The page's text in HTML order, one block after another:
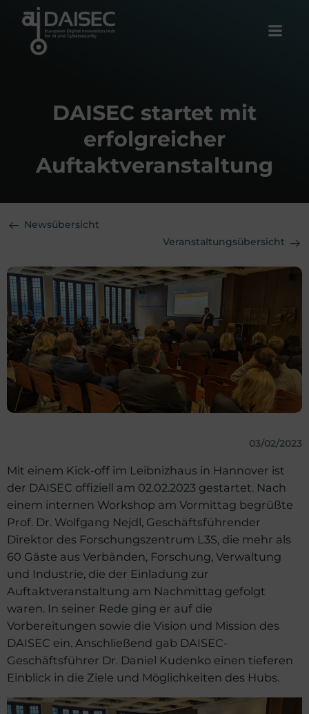
DAISEC startet mit
erfolgreicher
Auftaktveranstaltung
Newsübersicht
Veranstaltungsübersicht
03/02/2023
Mit einem Kick-off im Leibnizhaus in Hannover ist
der DAISEC offiziell am 02.02.2023 gestartet. Nach
einem internen Workshop am Vormittag begrüßte
Prof. Dr. Wolfgang Nejdl, Geschäftsführender
Direktor des Forschungszentrum L3S, die mehr als
60 Gäste aus Verbänden, Forschung, Verwaltung
und Industrie, die der Einladung zur
Auftaktveranstaltung am Nachmittag gefolgt
waren. In seiner Rede ging er auf die
Vorbereitungen sowie die Vision und Mission des
DAISEC ein. Anschließend gab DAISEC-
Geschäftsführer Dr. Daniel Kudenko einen tieferen
Einblick in die Ziele und Möglichkeiten des Hubs.